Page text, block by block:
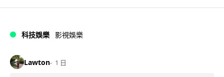
科技娛樂 影視娛樂
Lawton 1 日